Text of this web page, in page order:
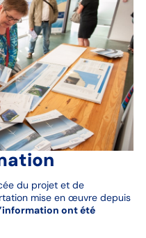
du projet et de
mise en œuvre depuis
ont été